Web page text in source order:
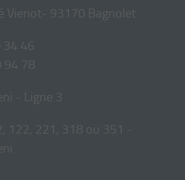
Vienot- 93170 Bagnolet
34 46
94 78
- Ligne 3
122, 221, 318 ou 351 -